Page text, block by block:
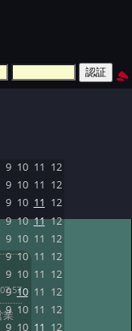
業
9 10 11 12
9 10 11 12
9 10 11 12
9 10 11 12
9 10 11 12
9 10 11 12
9 10 11 12
9 10 11 12
9 10 11 12
9 10 11 12